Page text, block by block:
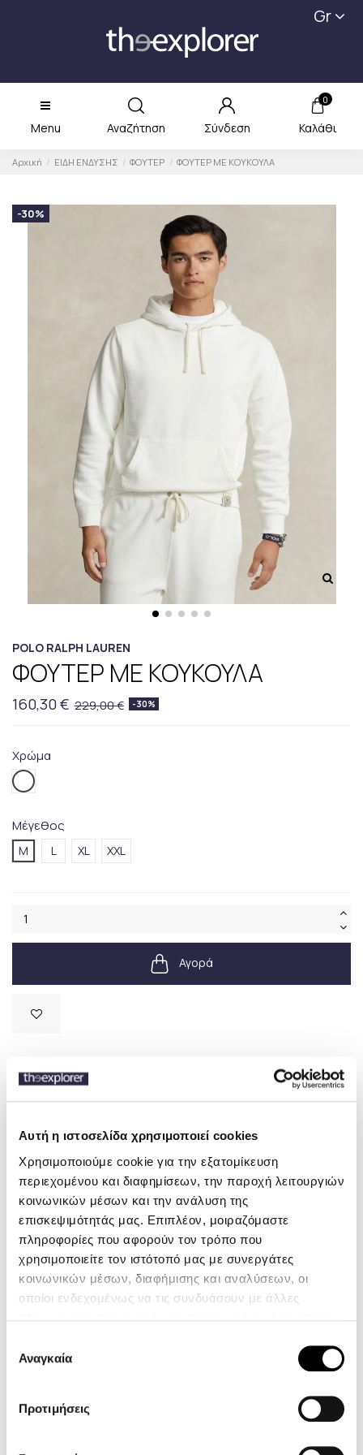
Αυτή η ιστοσελίδα χρησιμοποιεί cookies
Χρησιμοποιούμε cookie για την εξατομίκευση
περιεχομένου και διαφημίσεων, την παροχή λειτουργιών
κοινωνικών μέσων και την ανάλυση της
επισκεψιμότητάς μας. Επιπλέον, μοιραζόμαστε
πληροφορίες που αφορούν τον τρόπο που
χρησιμοποιείτε τον ιστότοπό μας με συνεργάτες
κοινωνικών μέσων, διαφήμισης και αναλύσεων, οι
οποίοι ενδεχομένως να τις συνδυάσουν με άλλες
των υπηρεσιών τους.
συγκατάθεσης
Αναγκαία
Προτιμήσεις
Gr
Menu Αναζήτηση Σύνδεση
0
Καλάθι
Αρχική ΕΙΔΗ ΕΝΔΥΣΗΣ ΦΟΥΤΕΡ ΦΟΥΤΕΡ ΜΕ ΚΟΥΚΟΥΛΑ
-30%
POLO RALPH LAUREN
ΦΟΥΤΕΡ ΜΕ ΚΟΥΚΟΥΛΑ
160,30 € 229,00 € -30%
Χρώμα
005.White
Μέγεθος
M L XL XXL
Αγορά
Περιγραφή
Χαρακτηριστικά
Ανδρικό φούτερ από τη Polo Ralph Lauren. Ένα βασικό, διαχρονικό
κομμάτι για την γκαρνταρόμπα σας, φτιαγμένο από ένα απαλό
μείγμα βαμβακιού και προσφέρει μια vintage εμφάνιση.
κατηγορία: